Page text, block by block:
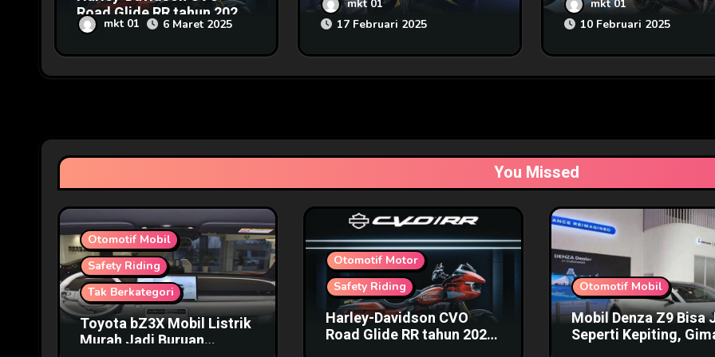
Road Glide RR tahun 2025
Harga Fantastis
mkt 01 6 Maret 2025
Pamerkan Pada Ajang IIMS
2025
mkt 01
17 Februari 2025
Memiliki Fitur Starter
Menggunakan Suara
mkt 01
10 Februari 2025
You Missed
Otomotif Mobil
Safety Riding
Tak Berkategori
Toyota bZ3X Mobil Listrik
Murah Jadi Buruan
Otomotif Motor
Safety Riding
Harley-Davidson CVO
Road Glide RR tahun 2025
Otomotif Mobil
Mobil Denza Z9 Bisa
Seperti Kepiting,